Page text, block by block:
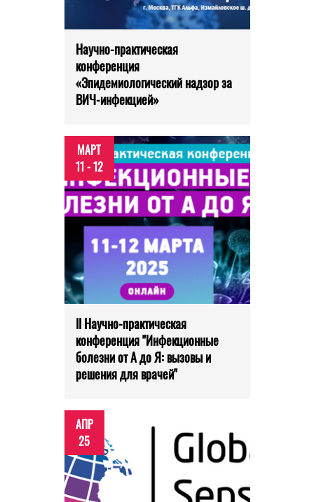
Научно-практическая
конференция
«Эпидемиологический надзор за
ВИЧ-инфекцией»
МАРТ
11 - 12
II Научно-практическая
конференция "Инфекционные
болезни от А до Я: вызовы и
решения для врачей"
АПР
25